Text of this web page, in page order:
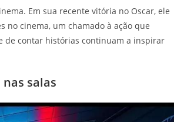
Em sua recente vitória no Oscar, ele
no cinema, um chamado à ação que
de contar histórias continuam a inspirar
salas